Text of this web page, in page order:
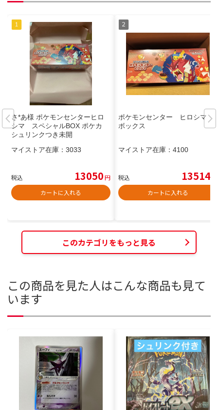
さ*あ様 ポケモンセンターヒロ
シマ スペシャルBOX ポケカ
シュリンクつき未開
マイストア在庫： 3033
税込 13050円
カートに入れる
ポケモンセンター ヒロシマ
ボックス
マイストア在庫： 4100
税込 13514
カートに入れる
このカテゴリをもっと見る
この商品を見た人はこんな商品も見て
います